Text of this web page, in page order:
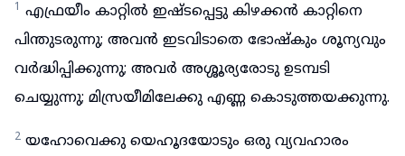
1 എഫ്രയീം കാറ്റിൽ ഇഷ്ടപ്പെട്ടു കിഴക്കൻ കാറ്റിനെ
പിന്തുടരുന്നു; അവൻ ഇടവിടാതെ ഭോഷ്കും ശൂന്യവും
വർദ്ധിപ്പിക്കുന്നു; അവർ അശ്ശൂര്യരോടു ഉടമ്പടി
ചെയ്യുന്നു; മിസ്രയീമിലേക്കു എണ്ണ കൊടുത്തയക്കുന്നു.
2 യഹോവെക്കു യെഹൂദയോടും ഒരു വ്യവഹാരം